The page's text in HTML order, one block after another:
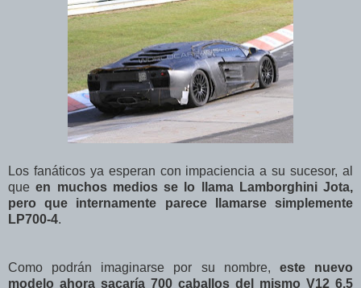
Los fanáticos ya esperan con impaciencia a su sucesor, al
que en muchos medios se lo llama Lamborghini Jota,
pero que internamente parece llamarse simplemente
LP700-4.
Como podrán imaginarse por su nombre, este nuevo
modelo ahora sacaría 700 caballos del mismo V12 6,5